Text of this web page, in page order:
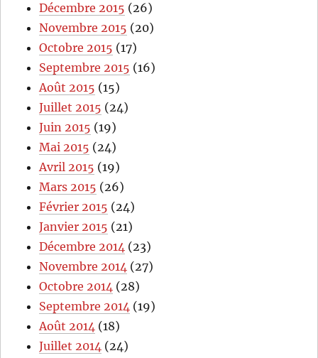
Décembre 2015 (26)
Novembre 2015 (20)
Octobre 2015 (17)
Septembre 2015 (16)
Août 2015 (15)
Juillet 2015 (24)
Juin 2015 (19)
Mai 2015 (24)
Avril 2015 (19)
Mars 2015 (26)
Février 2015 (24)
Janvier 2015 (21)
Décembre 2014 (23)
Novembre 2014 (27)
Octobre 2014 (28)
Septembre 2014 (19)
Août 2014 (18)
Juillet 2014 (24)